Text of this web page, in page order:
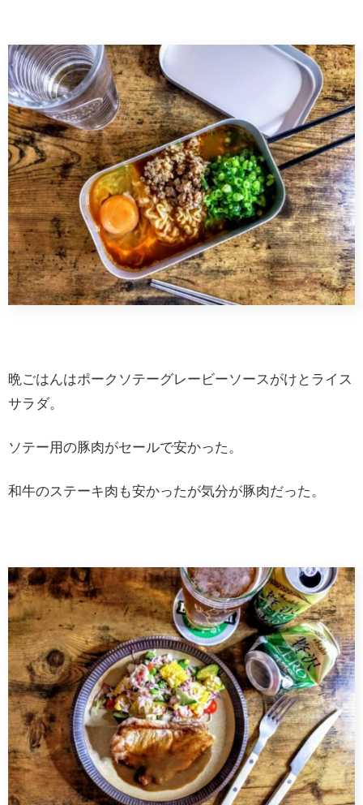
晩ごはんはポークソテーグレービーソースがけとライス
サラダ。
ソテー用の豚肉がセールで安かった。
和牛のステーキ肉も安かったが気分が豚肉だった。